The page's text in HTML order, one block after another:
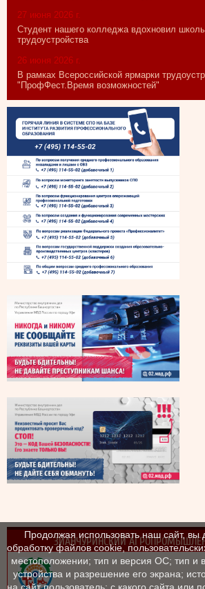
27 июня 2026 г.
Студент нашего колледжа вдохновил
трудоустройства
26 июня 2026 г.
В рамках Всероссийской ярмарки
"ПрофФест.Время возможностей"
ЗИАНЧУРИНСКИЙ
Продолжая использовать наш сайт, вы
обработку файлов cookie,
местоположении; тип и версия ОС; тип и
устройства и разрешение его экрана;